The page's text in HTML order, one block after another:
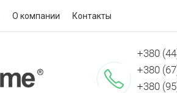
О компании Контакты
+380
+380
+380